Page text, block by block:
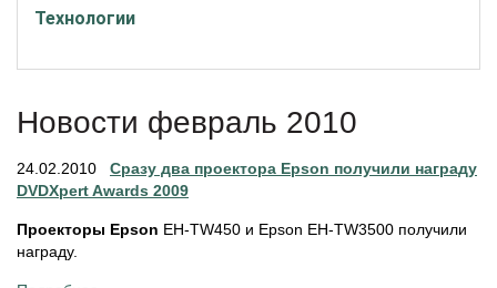
Технологии
Новости февраль 2010
24.02.2010 Сразу два проектора Epson получили награду
DVDXpert Awards 2009
Проекторы Epson EH-TW450 и Epson EH-TW3500 получили
награду.